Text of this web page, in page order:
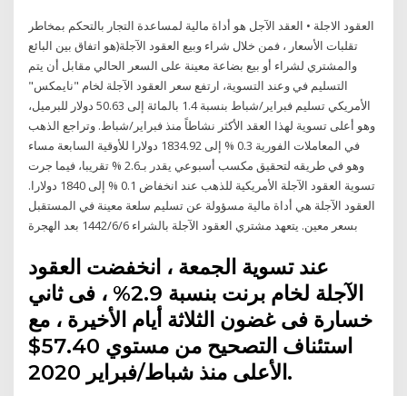
العقود الاجلة • العقد الآجل هو أداة مالية لمساعدة التجار بالتحكم بمخاطر
تقلبات الأسعار ، فمن خلال شراء وبيع العقود الآجلة(هو اتفاق بين البائع
والمشتري لشراء أو بيع بضاعة معينة على السعر الحالي مقابل أن يتم
التسليم في وعند التسوية، ارتفع سعر العقود الآجلة لخام "نايمكس"
الأمريكي تسليم فبراير/شباط بنسبة 1.4 بالمائة إلى 50.63 دولار للبرميل،
وهو أعلى تسوية لهذا العقد الأكثر نشاطاً منذ فبراير/شباط. وتراجع الذهب
في المعاملات الفورية 0.3 % إلى 1834.92 دولارا للأوقية السابعة مساء
وهو في طريقه لتحقيق مكسب أسبوعي يقدر بـ2.6 % تقريبا، فيما جرت
تسوية العقود الآجلة الأمريكية للذهب عند انخفاض 0.1 % إلى 1840 دولارا.
العقود الآجلة هي أداة مالية مسؤولة عن تسليم سلعة معينة في المستقبل
بسعر معين. يتعهد مشتري العقود الآجلة بالشراء 6‏‏/6‏‏/1442 بعد الهجرة
عند تسوية الجمعة ، انخفضت العقود
الآجلة لخام برنت بنسبة 2.9% ، فى ثاني
خسارة فى غضون الثلاثة أيام الأخيرة ، مع
استئناف التصحيح من مستوي 57.40$
الأعلى منذ شباط/فبراير 2020.